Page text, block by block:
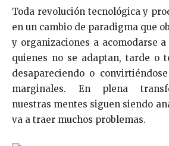
Toda revolución tecnológica y
en un cambio de paradigma que
y organizaciones a acomodarse
quienes no se adaptan, tarde o
desapareciendo o
marginales. En plena
nuestras mentes siguen siendo
va a traer muchos problemas.